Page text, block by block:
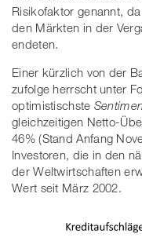
Risikofaktor genannt,
den Märkten in der
endeten.
Einer kürzlich von der
zufolge herrscht unter
optimistischste
gleichzeitigen Netto-
46% (Stand Anfang
Investoren, die in den
der Weltwirtschaften
Wert seit März 2002.